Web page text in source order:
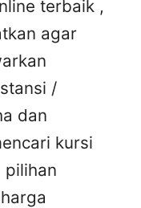
terbaik ,
agar
/
dan
kursi
pilihan